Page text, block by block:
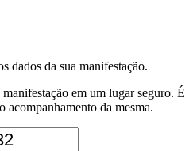
dados da sua manifestação.
em um lugar seguro. É
acompanhamento da mesma.